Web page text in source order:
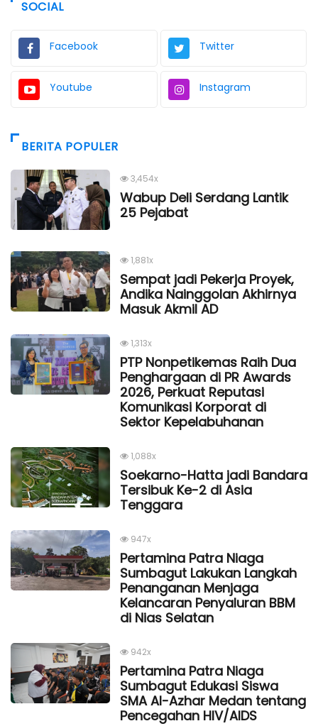
SOCIAL
Facebook Twitter
Youtube Instagram
BERITA POPULER
3,454x
Wabup Deli Serdang Lantik
25 Pejabat
1,881x
Sempat jadi Pekerja Proyek,
Andika Nainggolan Akhirnya
Masuk Akmil AD
1,313x
PTP Nonpetikemas Raih Dua
Penghargaan di PR Awards
2026, Perkuat Reputasi
Komunikasi Korporat di
Sektor Kepelabuhanan
1,088x
Soekarno-Hatta jadi Bandara
Tersibuk Ke-2 di Asia
Tenggara
947x
Pertamina Patra Niaga
Sumbagut Lakukan Langkah
Penanganan Menjaga
Kelancaran Penyaluran BBM
di Nias Selatan
942x
Pertamina Patra Niaga
Sumbagut Edukasi Siswa
SMA Al-Azhar Medan tentang
Pencegahan HIV/AIDS